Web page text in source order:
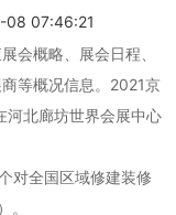
07:46:21
概略、展会日程、
等概况信息。2021京
北廊坊世界会展中心
对全国区域修建装修
。